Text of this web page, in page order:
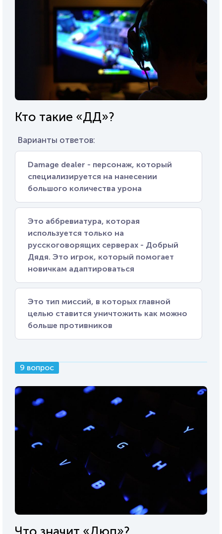
Кто такие «ДД»?
Варианты ответов:
Damage dealer - персонаж, который
специализируется на нанесении
большого количества урона
Это аббревиатура, которая
используется только на
русскоговорящих серверах - Добрый
Дядя. Это игрок, который помогает
новичкам адаптироваться
Это тип миссий, в которых главной
целью ставится уничтожить как можно
больше противников
9 вопрос